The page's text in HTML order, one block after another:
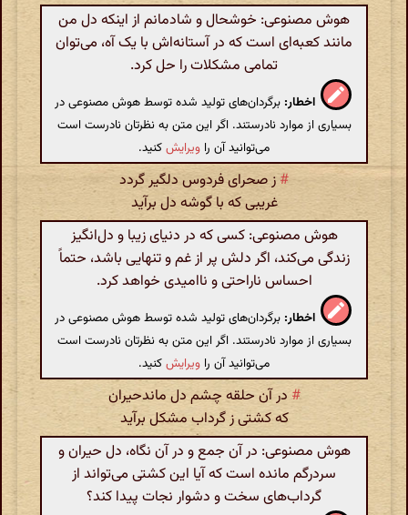
هوش مصنوعی: خوشحال و شادمانم از اینکه دل من
مانند کعبه‌ای است که در آستانه‌اش با یک آه، می‌توان
تمامی مشکلات را حل کرد.
اخطار: برگردان‌های تولید شده توسط هوش مصنوعی در
بسیاری از موارد نادرستند. اگر این متن به نظرتان نادرست است
می‌توانید آن را ویرایشکنید.
#ز صحرای فردوس دلگیر گردد
غریبی که با گوشه دل برآید
هوش مصنوعی: کسی که در دنیای زیبا و دل‌انگیز
زندگی می‌کند، اگر دلش پر از غم و تنهایی باشد، حتماً
احساس ناراحتی و ناامیدی خواهد کرد.
اخطار: برگردان‌های تولید شده توسط هوش مصنوعی در
بسیاری از موارد نادرستند. اگر این متن به نظرتان نادرست است
می‌توانید آن را ویرایشکنید.
# در آن حلقه چشم دل ماندحیران
که کشتی ز گرداب مشکل برآید
هوش مصنوعی: در آن جمع و در آن نگاه، دل حیران و
سردرگم مانده است که آیا این کشتی می‌تواند از
گرداب‌های سخت و دشوار نجات پیدا کند؟